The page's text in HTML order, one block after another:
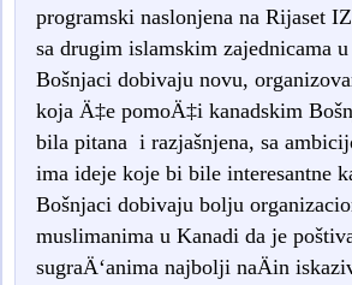
programski naslonjena na Rijaset
sa drugim islamskim zajednicama
Bošnjaci dobivaju novu,
koja Ä‡e pomoÄ‡i kanadskim
bila pitana i razjašnjena, sa
ima ideje koje bi bile interesantne
Bošnjaci dobivaju bolju
muslimanima u Kanadi da je
sugraÄ‘anima najbolji naÄin